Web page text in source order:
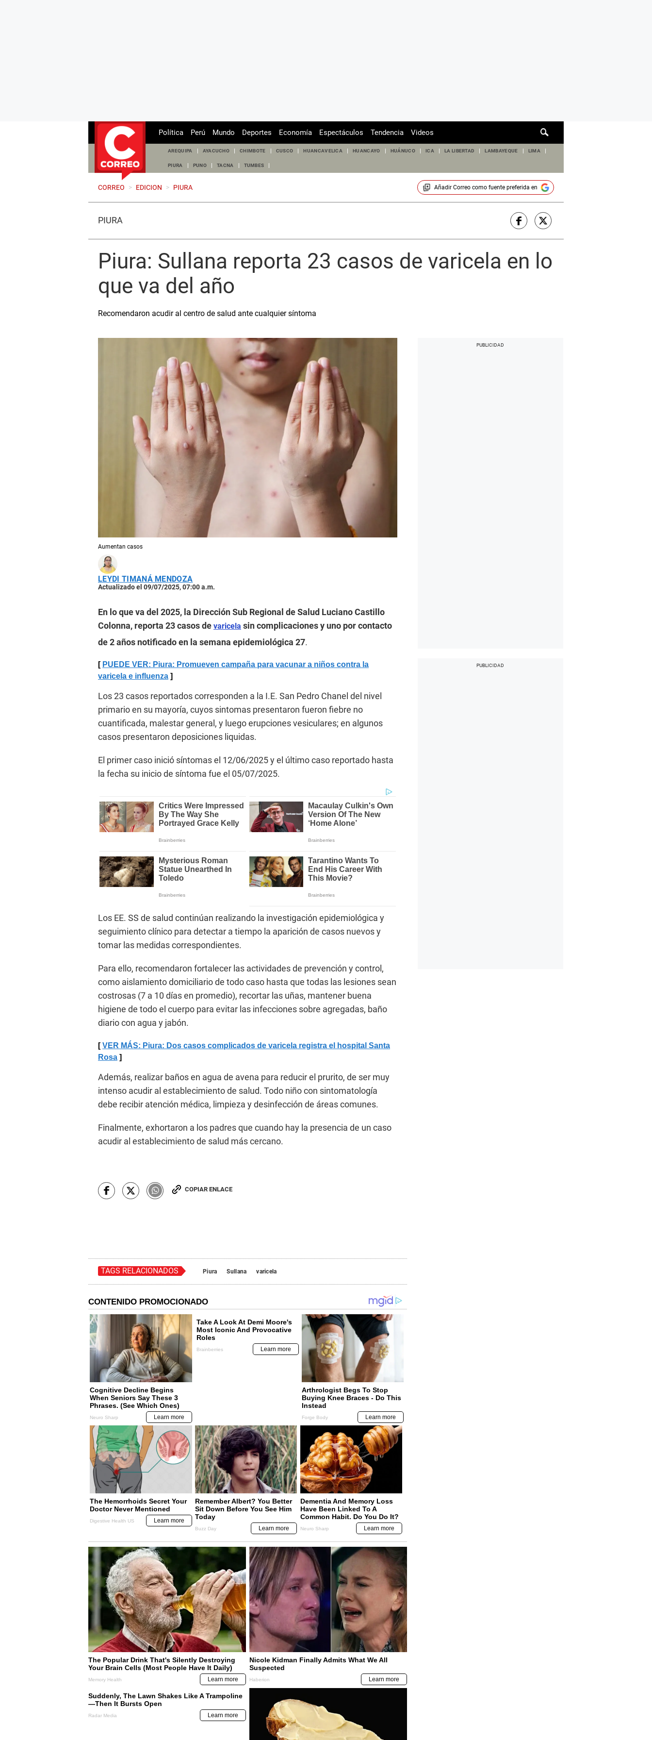
de
Política Perú Mundo Deportes Economía Espectáculos Tendencia Videos
AREQUIPA AYACUCHO CHIMBOTE CUSCO HUANCAVELICA HUANCAYO HUÁNUCO ICA LA LIBERTAD LAMBAYEQUE LIMA
PIURA PUNO TACNA TUMBES
CORREO > EDICION > PIURA Añadir Correocomo fuente preferida en
PIURA
Piura: Sullana reporta 23 casos de varicela en lo
que va del año
Recomendaron acudir al centro de salud ante cualquier síntoma
Aumentan casos
LEYDI TIMANÁ MENDOZA
Actualizado el 09/07/2025, 07:00 a.m.
En lo que va del 2025, la Dirección Sub Regional de Salud Luciano Castillo
Colonna, reporta 23 casos de varicela sin complicaciones y uno por contacto
de 2 años notificado en la semana epidemiológica 27.
PUEDE VER: Piura: Promueven campaña para vacunar a niños contra la
varicela e influenza
Los 23 casos reportados corresponden a la I.E. San Pedro Chanel del nivel
primario en su mayoría, cuyos sintomas presentaron fueron fiebre no
cuantificada, malestar general, y luego erupciones vesiculares; en algunos
casos presentaron deposiciones liquidas.
El primer caso inició síntomas el 12/06/2025 y el último caso reportado hasta
la fecha su inicio de síntoma fue el 05/07/2025.
Los EE. SS de salud continúan realizando la investigación epidemiológica y
seguimiento clínico para detectar a tiempo la aparición de casos nuevos y
tomar las medidas correspondientes.
Para ello, recomendaron fortalecer las actividades de prevención y control,
como aislamiento domiciliario de todo caso hasta que todas las lesiones sean
costrosas (7 a 10 días en promedio), recortar las uñas, mantener buena
higiene de todo el cuerpo para evitar las infecciones sobre agregadas, baño
diario con agua y jabón.
VER MÁS: Piura: Dos casos complicados de varicela registra el hospital Santa
Rosa
Además, realizar baños en agua de avena para reducir el prurito, de ser muy
intenso acudir al establecimiento de salud. Todo niño con sintomatología
debe recibir atención médica, limpieza y desinfección de áreas comunes.
Finalmente, exhortaron a los padres que cuando hay la presencia de un caso
acudir al establecimiento de salud más cercano.
COPIAR ENLACE
TAGS RELACIONADOS Piura Sullana varicela